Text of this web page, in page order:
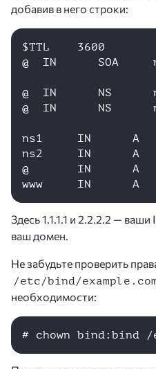
добавив в него строки:
$TTL    3600
@  IN      SOA
@  IN      NS
@  IN      NS
ns1     IN      A
ns2     IN      A
@       IN      A
Здесь 1.1.1.1 и 2.2.2.2 —
ваш домен.
Не забудьте проверить
/etc/bind/
необходимости:
# chown bind:bind /